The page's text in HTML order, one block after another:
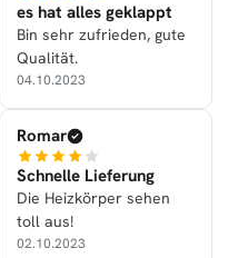
es hat alles geklappt
Bin sehr zufrieden, gute
Qualität.
04.10.2023
Romar
Schnelle Lieferung
Die Heizkörper sehen
toll aus!
02.10.2023